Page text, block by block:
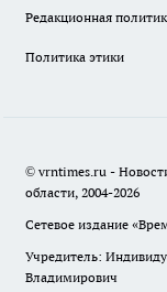
Редакционная
Политика этики
© vrntimes.ru -
области, 2004-2026
Сетевое издание
Учредитель:
Владимирович